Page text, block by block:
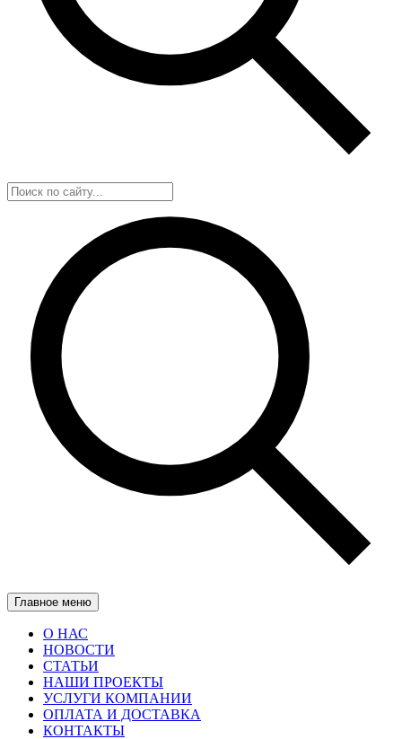
Главное меню
О НАС
НОВОСТИ
СТАТЬИ
НАШИ ПРОЕКТЫ
УСЛУГИ КОМПАНИИ
ОПЛАТА И ДОСТАВКА
КОНТАКТЫ